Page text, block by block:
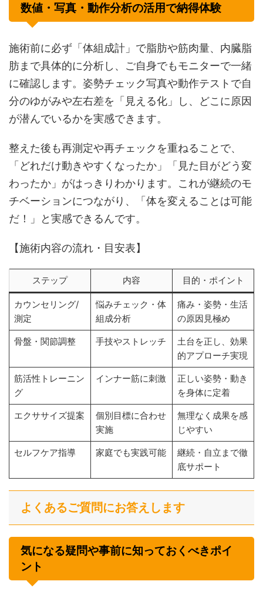
数値・写真・動作分析の活用で納得体験
施術前に必ず「体組成計」で脂肪や筋肉量、内臓脂
肪まで具体的に分析し、ご自身でもモニターで一緒
に確認します。姿勢チェック写真や動作テストで自
分のゆがみや左右差を「見える化」し、どこに原因
が潜んでいるかを実感できます。
整えた後も再測定や再チェックを重ねることで、
「どれだけ動きやすくなったか」「見た目がどう変
わったか」がはっきりわかります。これが継続のモ
チベーションにつながり、「体を変えることは可能
だ！」と実感できるんです。
【施術内容の流れ・目安表】
ステップ 内容 目的・ポイント
カウンセリング/
測定
悩みチェック・体
組成分析
痛み・姿勢・生活
の原因見極め
骨盤・関節調整 手技やストレッチ
土台を正し、効果
的アプローチ実現
筋活性トレーニン
グ
インナー筋に刺激
正しい姿勢・動き
を身体に定着
エクササイズ提案
個別目標に合わせ
実施
無理なく成果を感
じやすい
セルフケア指導 家庭でも実践可能
継続・自立まで徹
底サポート
よくあるご質問にお答えします
気になる疑問や事前に知っておくべきポイ
ント